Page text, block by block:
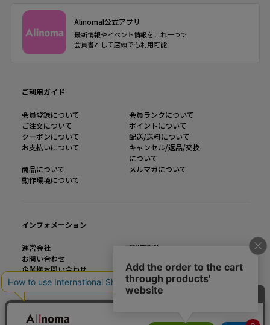
AlinomaI公式アプリ
最新情報やイベント情報をこれ一つで
会員書として店頭でも利用可能
ご利用ガイド
会員登録について
会員ランクについて
ご注文について
ポイントについて
クーポンについて
配送/送料について
お支払いについて
キャンセル/返品/交換
について
商品について
メルマガについて
動作環境について
インフォメーション
運営会社
ご利用規約
お問い合わせ
企業様お問い合わせ
個人情報の取り扱い